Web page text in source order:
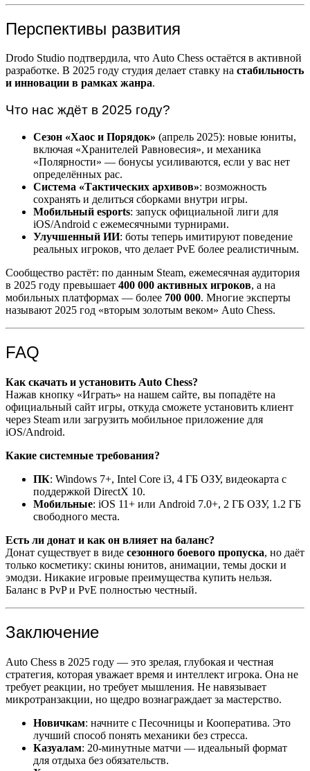
Перспективы развития
Drodo Studio подтвердила, что Auto Chess остаётся в активной
разработке. В 2025 году студия делает ставку на стабильность
и инновации в рамках жанра.
Что нас ждёт в 2025 году?
Сезон «Хаос и Порядок» (апрель 2025): новые юниты,
включая «Хранителей Равновесия», и механика
«Полярности» — бонусы усиливаются, если у вас нет
определённых рас.
Система «Тактических архивов»: возможность
сохранять и делиться сборками внутри игры.
Мобильный esports: запуск официальной лиги для
iOS/Android с ежемесячными турнирами.
Улучшенный ИИ: боты теперь имитируют поведение
реальных игроков, что делает PvE более реалистичным.
Сообщество растёт: по данным Steam, ежемесячная аудитория
в 2025 году превышает 400 000 активных игроков, а на
мобильных платформах — более 700 000. Многие эксперты
называют 2025 год «вторым золотым веком» Auto Chess.
FAQ
Как скачать и установить Auto Chess?
Нажав кнопку «Играть» на нашем сайте, вы попадёте на
официальный сайт игры, откуда сможете установить клиент
через Steam или загрузить мобильное приложение для
iOS/Android.
Какие системные требования?
ПК: Windows 7+, Intel Core i3, 4 ГБ ОЗУ, видеокарта с
поддержкой DirectX 10.
Мобильные: iOS 11+ или Android 7.0+, 2 ГБ ОЗУ, 1.2 ГБ
свободного места.
Есть ли донат и как он влияет на баланс?
Донат существует в виде сезонного боевого пропуска, но даёт
только косметику: скины юнитов, анимации, темы доски и
эмодзи. Никакие игровые преимущества купить нельзя.
Баланс в PvP и PvE полностью честный.
Заключение
Auto Chess в 2025 году — это зрелая, глубокая и честная
стратегия, которая уважает время и интеллект игрока. Она не
требует реакции, но требует мышления. Не навязывает
микротранзакции, но щедро вознаграждает за мастерство.
Новичкам: начните с Песочницы и Кооператива. Это
лучший способ понять механики без стресса.
Казуалам: 20-минутные матчи — идеальный формат
для отдыха без обязательств.